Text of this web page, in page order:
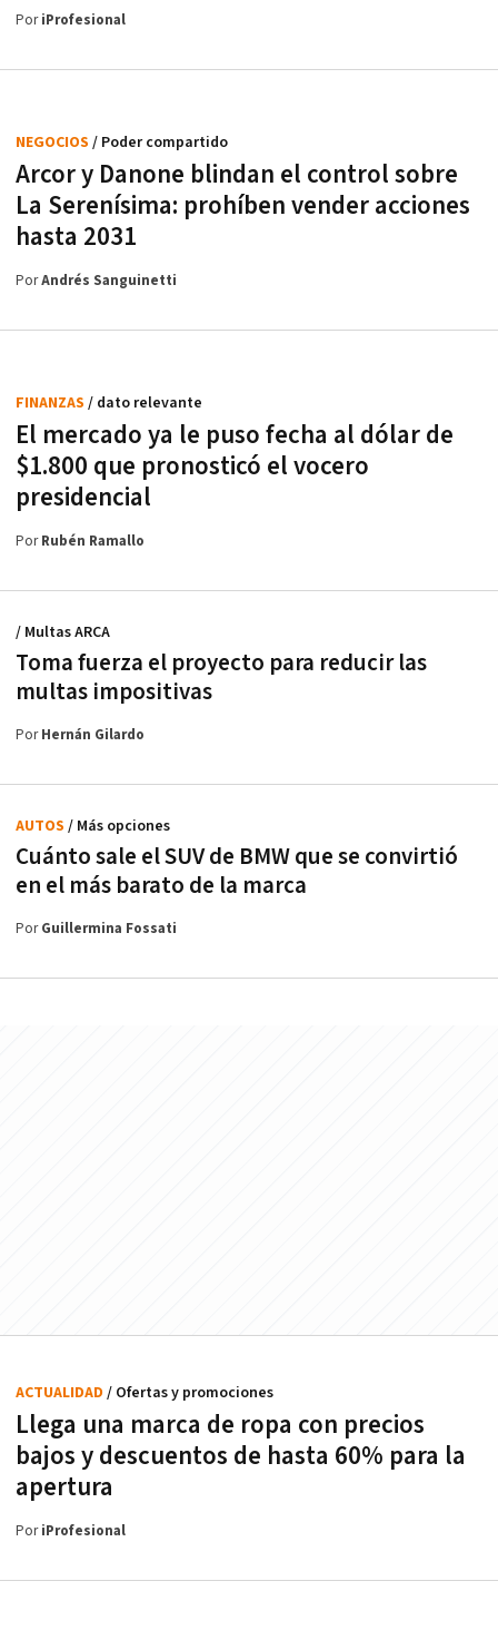
PoriProfesional
Arcor y Danone blindan el control sobre
La Serenísima: prohíben vender acciones
hasta 2031
NEGOCIOS / Poder compartido
PorAndrés Sanguinetti
El mercado ya le puso fecha al dólar de
$1.800 que pronosticó el vocero
presidencial
FINANZAS / dato relevante
PorRubén Ramallo
Toma fuerza el proyecto para reducir las
multas impositivas
/ Multas ARCA
PorHernán Gilardo
Cuánto sale el SUV de BMW que se convirtió
en el más barato de la marca
AUTOS / Más opciones
PorGuillermina Fossati
Llega una marca de ropa con precios
bajos y descuentos de hasta 60% para la
apertura
ACTUALIDAD / Ofertas y promociones
PoriProfesional